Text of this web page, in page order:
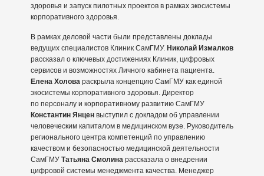
здоровья и запуск пилотных проектов в рамках экосистемы
корпоративного здоровья.
В рамках деловой части были представлены доклады
ведущих специалистов Клиник СамГМУ. Николай Измалков
рассказал о ключевых достижениях Клиник, цифровых
сервисов и возможностях Личного кабинета пациента.
Елена Холова раскрыла концепцию СамГМУ как единой
экосистемы корпоративного здоровья. Директор
по персоналу и корпоративному развитию СамГМУ
Константин Янценвыступил с докладом об управлении
человеческим капиталом в медицинском вузе. Руководитель
регионального центра компетенций по управлению
качеством и безопасностью медицинской деятельности
СамГМУ Татьяна Смолинарассказала о внедрении
цифровой системы менеджмента качества. Менеджер